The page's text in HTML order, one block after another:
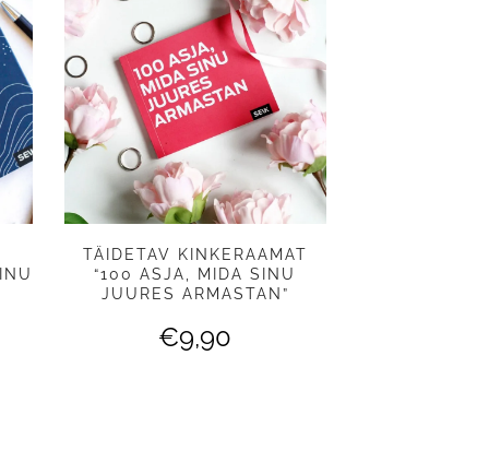
TÄIDETAV KINKERAAMAT
“100 ASJA, MIDA SINU
JUURES ARMASTAN”
€9,90